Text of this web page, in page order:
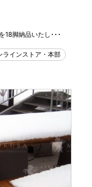
18脚納品いたし･･･
ラインストア・本部